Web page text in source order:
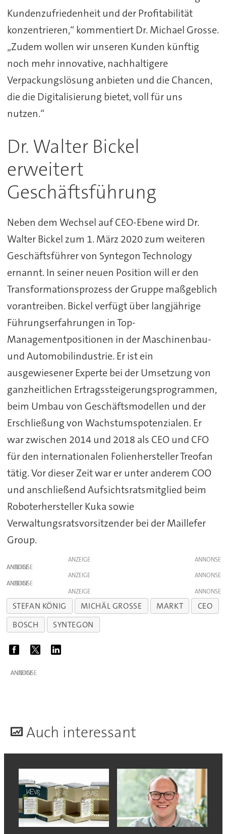
Kundenzufriedenheit und der Profitabilität
konzentrieren,“ kommentiert Dr. Michael Grosse.
„Zudem wollen wir unseren Kunden künftig
noch mehr innovative, nachhaltigere
Verpackungslösung anbieten und die Chancen,
die die Digitalisierung bietet, voll für uns
nutzen.“
Dr. Walter Bickel
erweitert
Geschäftsführung
Neben dem Wechsel auf CEO-Ebene wird Dr.
Walter Bickel zum 1. März 2020 zum weiteren
Geschäftsführer von Syntegon Technology
ernannt. In seiner neuen Position will er den
Transformationsprozess der Gruppe maßgeblich
vorantreiben. Bickel verfügt über langjährige
Führungserfahrungen in Top-
Managementpositionen in der Maschinenbau-
und Automobilindustrie. Er ist ein
ausgewiesener Experte bei der Umsetzung von
ganzheitlichen Ertragssteigerungsprogrammen,
beim Umbau von Geschäftsmodellen und der
Erschließung von Wachstumspotenzialen. Er
war zwischen 2014 und 2018 als CEO und CFO
für den internationalen Folienhersteller Treofan
tätig. Vor dieser Zeit war er unter anderem COO
und anschließend Aufsichtsratsmitglied beim
Roboterhersteller Kuka sowie
Verwaltungsratsvorsitzender bei der Maillefer
Group.
ANZEIGE
ANZEIGE
ANZEIGE
ANZEIGE
ANZEIGE
STEFAN KÖNIG MICHÄL GROSSE MARKT
CEO
BOSCH
SYNTEGON
ANZEIGE
Auch interessant